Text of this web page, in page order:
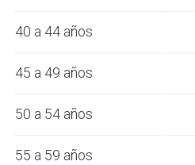
40 a 44 años
45 a 49 años
50 a 54 años
55 a 59 años